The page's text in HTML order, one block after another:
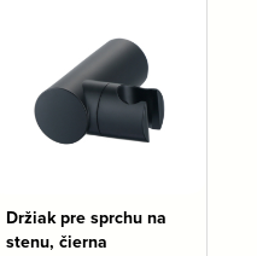
Držiak pre sprchu na
stenu, čierna